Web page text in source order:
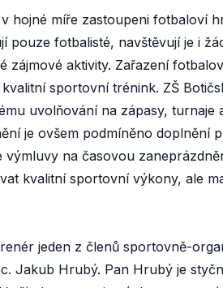
hojné míře zastoupeni fotbaloví
pouze fotbalisté, navštěvují je i
zájmové aktivity. Zařazení
sportovní trénink. ZŠ
uvolňování na zápasy, turnaje
je ovšem podmíněno doplnění
na časovou
kvalitní sportovní výkony, ale
jeden z členů sportovně-
Jakub Hrubý. Pan Hrubý je